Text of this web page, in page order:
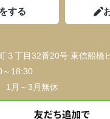
する
３丁目32番20号 東信船橋
～18:30
1月～3月無休